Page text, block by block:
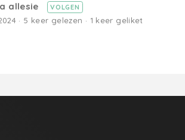
allesie VOLGEN
· 5 keer gelezen · 1 keer geliket